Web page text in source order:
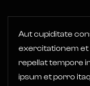
Aut cupiditate
exercitationem et
repellat tempore
ipsum et porro